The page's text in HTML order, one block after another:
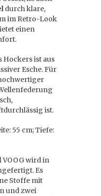
durch klare,
im Retro-Look
einen
Hockers ist aus
Esche. Für
ist.
55 cm; Tiefe:
VOOG wird in
Es
Stoffe mit
und zwei